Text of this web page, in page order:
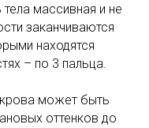
массивная и не
заканчиваются
находятся
– по 3 пальца.
может быть
оттенков до